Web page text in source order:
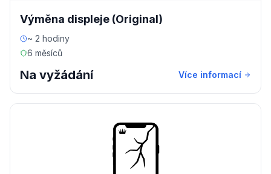
Výměna displeje (Original)
~ 2 hodiny
6 měsíců
Na vyžádání Více informací